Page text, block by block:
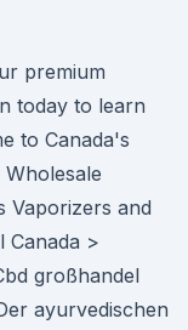
premium
today to learn
to Canada's
Wholesale
Vaporizers and
Canada >
großhandel
ayurvedischen